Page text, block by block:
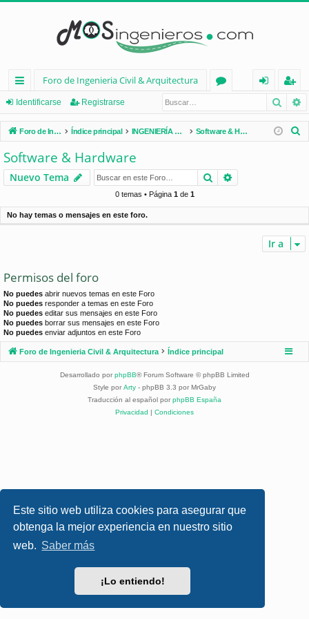
Este sitio web utiliza cookies para asegurar que
obtenga la mejor experiencia en nuestro sitio
web. Saber más
¡Lo entiendo!
nl
ac
es
rá
pi
d
Foro de Ingenieria Civil & Arquitectura
os
nt
ifi
e
eg
ist
ra
Identificarse Registrarse
Foro de Ingenieria Civil & Arquitectura Índice principal INGENIERÍA CIVIL (España) Software & Hardware
r
Software & Hardware
Nuevo Tema Buscar
0 temas • Página 1de 1
No hay temas o mensajes en este foro.
Ir a
Permisos del foro
No puedes abrir nuevos temas en este Foro
No puedes responder a temas en este Foro
No puedes editar sus mensajes en este Foro
No puedes borrar sus mensajes en este Foro
No puedes enviar adjuntos en este Foro
Foro de Ingenieria Civil & Arquitectura Índice principal
Desarrollado por phpBB® Forum Software © phpBB Limited
Style por Arty - phpBB 3.3 por MrGaby
Traducción al español por phpBB España
Privacidad | Condiciones